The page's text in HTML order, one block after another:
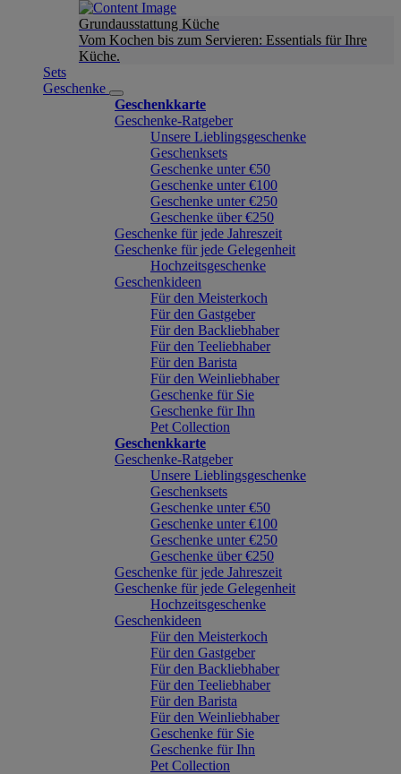
Grundausstattung Küche
Vom Kochen bis zum Servieren: Essentials für Ihre
Küche.
Sets
Geschenke
Geschenkkarte
Geschenke-Ratgeber
Unsere Lieblingsgeschenke
Geschenksets
Geschenke unter €50
Geschenke unter €100
Geschenke unter €250
Geschenke über €250
Geschenke für jede Jahreszeit
Geschenke für jede Gelegenheit
Hochzeitsgeschenke
Geschenkideen
Für den Meisterkoch
Für den Gastgeber
Für den Backliebhaber
Für den Teeliebhaber
Für den Barista
Für den Weinliebhaber
Geschenke für Sie
Geschenke für Ihn
Pet Collection
Geschenkkarte
Geschenke-Ratgeber
Unsere Lieblingsgeschenke
Geschenksets
Geschenke unter €50
Geschenke unter €100
Geschenke unter €250
Geschenke über €250
Geschenke für jede Jahreszeit
Geschenke für jede Gelegenheit
Hochzeitsgeschenke
Geschenkideen
Für den Meisterkoch
Für den Gastgeber
Für den Backliebhaber
Für den Teeliebhaber
Für den Barista
Für den Weinliebhaber
Geschenke für Sie
Geschenke für Ihn
Pet Collection